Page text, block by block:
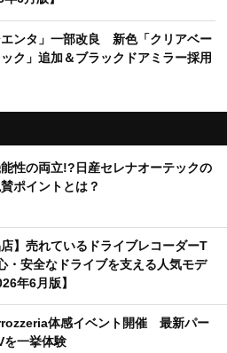
エンタ」一部改良 新色「クリアベー
ク」追加＆ブラックドアミラー採用
性の両立!?日産セレナオーテックの
ポイントとは？
店】売れているドライブレコーダーT
・安全なドライブを支える人気モデ
年6月版】
体感イベント開催 最新パー
を一挙体験